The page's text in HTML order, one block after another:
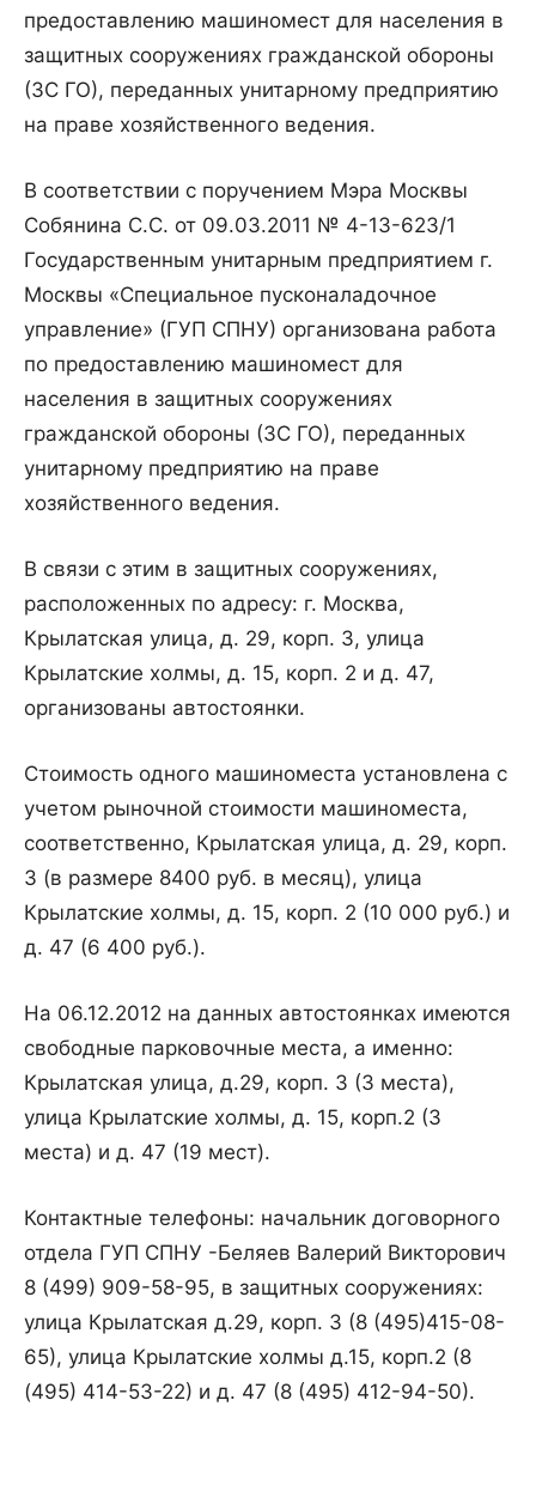
предоставлению машиномест для населения в
защитных сооружениях гражданской обороны
(ЗС ГО), переданных унитарному предприятию
на праве хозяйственного ведения.
В соответствии с поручением Мэра Москвы
Собянина С.С. от 09.03.2011 № 4-13-623/1
Государственным унитарным предприятием г.
Москвы «Специальное пусконаладочное
управление» (ГУП СПНУ) организована работа
по предоставлению машиномест для
населения в защитных сооружениях
гражданской обороны (ЗС ГО), переданных
унитарному предприятию на праве
хозяйственного ведения.
В связи с этим в защитных сооружениях,
расположенных по адресу: г. Москва,
Крылатская улица, д. 29, корп. 3, улица
Крылатские холмы, д. 15, корп. 2 и д. 47,
организованы автостоянки.
Стоимость одного машиноместа установлена с
учетом рыночной стоимости машиноместа,
соответственно, Крылатская улица, д. 29, корп.
3 (в размере 8400 руб. в месяц), улица
Крылатские холмы, д. 15, корп. 2 (10 000 руб.) и
д. 47 (6 400 руб.).
На 06.12.2012 на данных автостоянках имеются
свободные парковочные места, а именно:
Крылатская улица, д.29, корп. 3 (3 места),
улица Крылатские холмы, д. 15, корп.2 (3
места) и д. 47 (19 мест).
Контактные телефоны: начальник договорного
отдела ГУП СПНУ -Беляев Валерий Викторович
8 (499) 909-58-95, в защитных сооружениях:
улица Крылатская д.29, корп. 3 (8 (495)415-08-
65), улица Крылатские холмы д.15, корп.2 (8
(495) 414-53-22) и д. 47 (8 (495) 412-94-50).